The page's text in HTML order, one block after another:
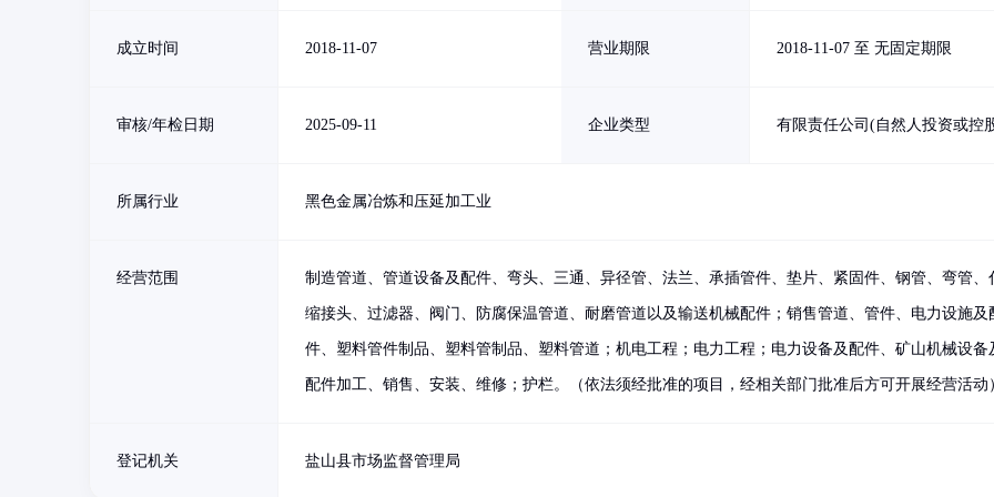
成立时间 2018-11-07 营业期限 2018-11-07 至 无固定期限
审核/年检日期 2025-09-11 企业类型 有限责任公司(自然人投资或控
所属行业 黑色金属冶炼和压延加工业
经营范围 制造管道、管道设备及配件、弯头、三通、异径管、法兰、承插管件、垫片、紧固件、钢管、弯管、
缩接头、过滤器、阀门、防腐保温管道、耐磨管道以及输送机械配件；销售管道、管件、电力设施及
件、塑料管件制品、塑料管制品、塑料管道；机电工程；电力工程；电力设备及配件、矿山机械设备
配件加工、销售、安装、维修；护栏。（依法须经批准的项目，经相关部门批准后方可开展经营活动
登记机关 盐山县市场监督管理局